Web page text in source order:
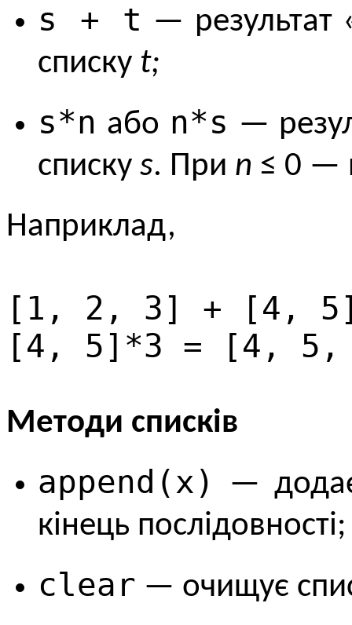
s + t — результат
списку t;
s*n або n*s —
списку s. При n ≤ 0 —
Наприклад,
[1, 2, 3] + [4,
[4, 5]*3 = [4,
Методи списків
append(x)
—
кінець послідовності;
clear — очищує